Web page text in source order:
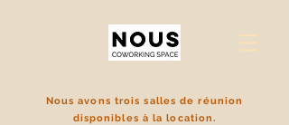
Nous avons trois salles de réunion
disponibles à la location.